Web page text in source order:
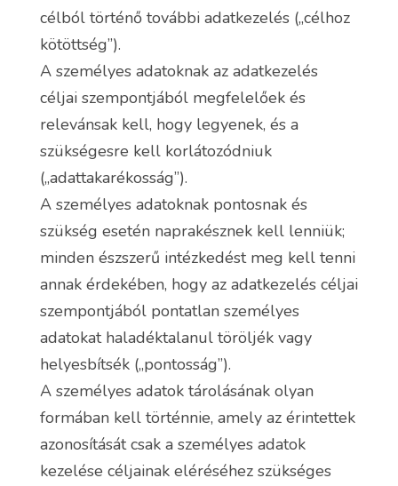
célból történő további adatkezelés („célhoz
kötöttség”).
A személyes adatoknak az adatkezelés
céljai szempontjából megfelelőek és
relevánsak kell, hogy legyenek, és a
szükségesre kell korlátozódniuk
(„adattakarékosság”).
A személyes adatoknak pontosnak és
szükség esetén naprakésznek kell lenniük;
minden észszerű intézkedést meg kell tenni
annak érdekében, hogy az adatkezelés céljai
szempontjából pontatlan személyes
adatokat haladéktalanul töröljék vagy
helyesbítsék („pontosság”).
A személyes adatok tárolásának olyan
formában kell történnie, amely az érintettek
azonosítását csak a személyes adatok
kezelése céljainak eléréséhez szükséges